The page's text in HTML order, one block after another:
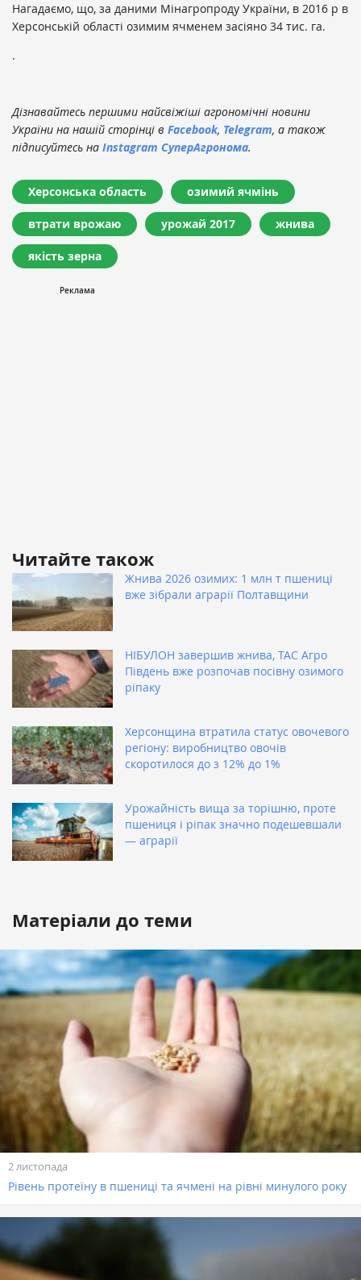
Нагадаємо, що, за даними Мінагропроду України, в 2016 р в
Херсонській області озимим ячменем засіяно 34 тис. га.
.
Дізнавайтесь першими найсвіжіші агрономічні новини
України на нашій сторінці в Facebook, Telegram, а також
підписуйтесь на Instagram СуперАгронома.
Херсонська область озимий ячмінь
втрати врожаю урожай 2017 жнива
якість зерна
Читайте також
Жнива 2026 озимих: 1 млн т пшениці
вже зібрали аграрії Полтавщини
НІБУЛОН завершив жнива, ТАС Агро
Південь вже розпочав посівну озимого
ріпаку
Херсонщина втратила статус овочевого
регіону: виробництво овочів
скоротилося до з 12% до 1%
Урожайність вища за торішню, проте
пшениця і ріпак значно подешевшали
— аграрії
Матеріали до теми
2 листопада
Рівень протеїну в пшениці та ячмені на рівні минулого року